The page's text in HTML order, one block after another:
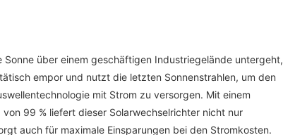
Sonne über einem geschäftigen Industriegelände untergeht,
empor und nutzt die letzten Sonnenstrahlen, um den
mit Strom zu versorgen. Mit einem
99 % liefert dieser Solarwechselrichter nicht nur
auch für maximale Einsparungen bei den Stromkosten.